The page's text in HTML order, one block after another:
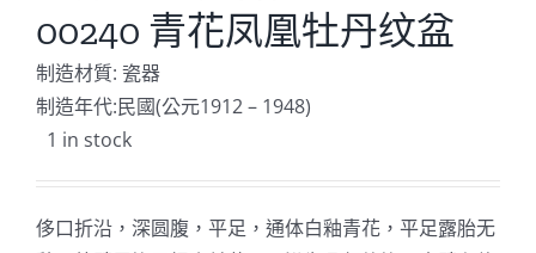
00240 青花凤凰牡丹纹盆
制造材質: 瓷器
制造年代:民國(公元1912 – 1948)
1 in stock
侈口折沿，深圆腹，平足，通体白釉青花，平足露胎无